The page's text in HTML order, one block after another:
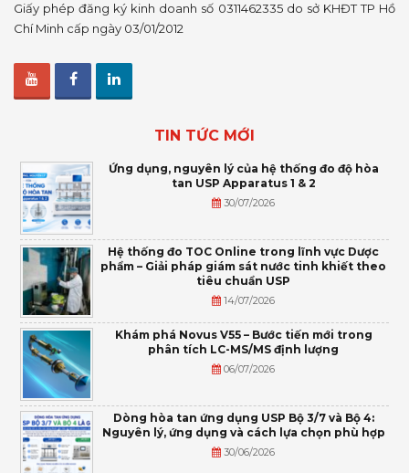
Giấy phép đăng ký kinh doanh số 0311462335 do sở KHĐT TP Hồ
Chí Minh cấp ngày 03/01/2012
TIN TỨC MỚI
Ứng dụng, nguyên lý của hệ thống đo độ hòa
tan USP Apparatus 1 & 2
30/07/2026
Hệ thống đo TOC Online trong lĩnh vực Dược
phẩm – Giải pháp giám sát nước tinh khiết theo
tiêu chuẩn USP
14/07/2026
Khám phá Novus V55 – Bước tiến mới trong
phân tích LC-MS/MS định lượng
06/07/2026
Dòng hòa tan ứng dụng USP Bộ 3/7 và Bộ 4:
Nguyên lý, ứng dụng và cách lựa chọn phù hợp
30/06/2026